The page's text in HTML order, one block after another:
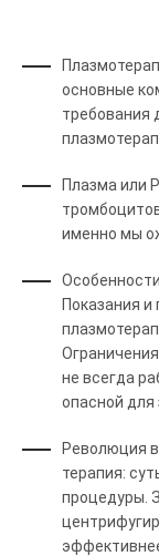
основные
требования
Плазма или
именно мы
Показания
не всегда
опасной для
Революция
терапия:
процедуры.